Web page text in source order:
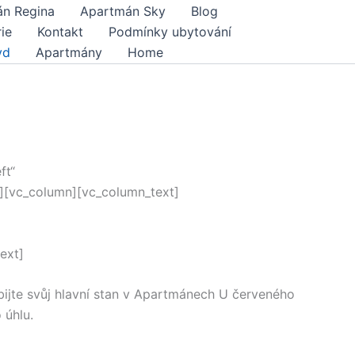
Regina Apartmán Sky
Blog
Kontakt
Podmínky ubytování
Apartmány Home
svůj hlavní stan v Apartmánech U červeného
úhlu.